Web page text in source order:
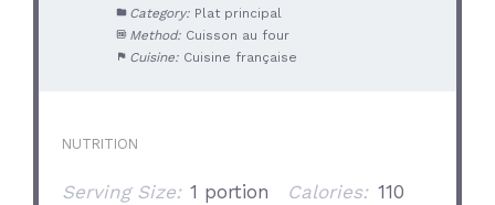
Category: Plat principal
Method: Cuisson au four
Cuisine: Cuisine française
NUTRITION
Serving Size: 1 portion Calories: 110